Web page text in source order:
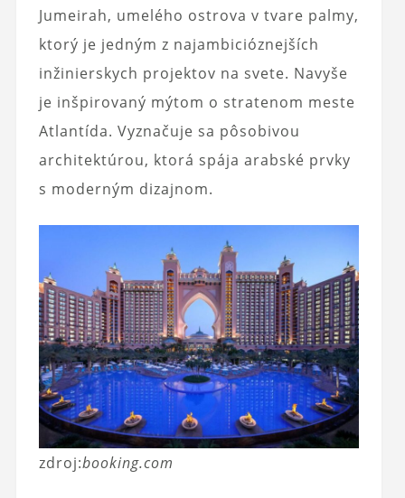
Jumeirah, umelého ostrova v tvare palmy,
ktorý je jedným z najambicióznejších
inžinierskych projektov na svete. Navyše
je inšpirovaný mýtom o stratenom meste
Atlantída. Vyznačuje sa pôsobivou
architektúrou, ktorá spája arabské prvky
s moderným dizajnom.
zdroj:booking.com